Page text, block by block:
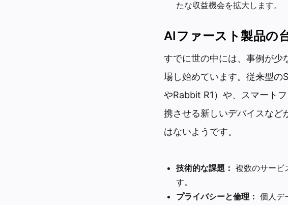
たな収益機会を拡大します。
AIファースト製品の
すでに世の中には、事例が少
場し始めています。従来型
やRabbit R1）や、スマート
携させる新しいデバイスなど
はないようです。
技術的な課題： 複数のサービ
す。
プライバシーと倫理： 個人デ